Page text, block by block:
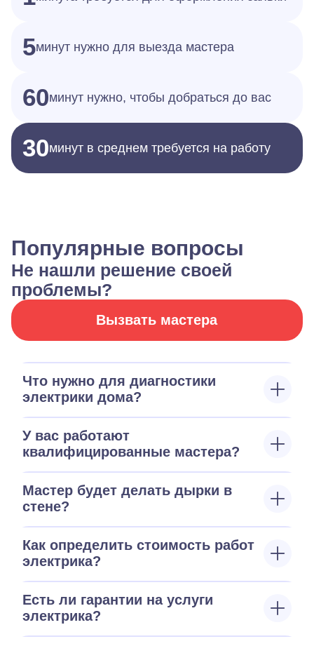
5минут нужно для выезда мастера
60минут нужно, чтобы добраться до вас
30минут в среднем требуется на работу
Популярные вопросы
Не нашли решение своей
проблемы?
Вызвать мастера
Что нужно для диагностики
электрики дома?
У вас работают
квалифицированные мастера?
Мастер будет делать дырки в
стене?
Как определить стоимость работ
электрика?
Есть ли гарантии на услуги
электрика?